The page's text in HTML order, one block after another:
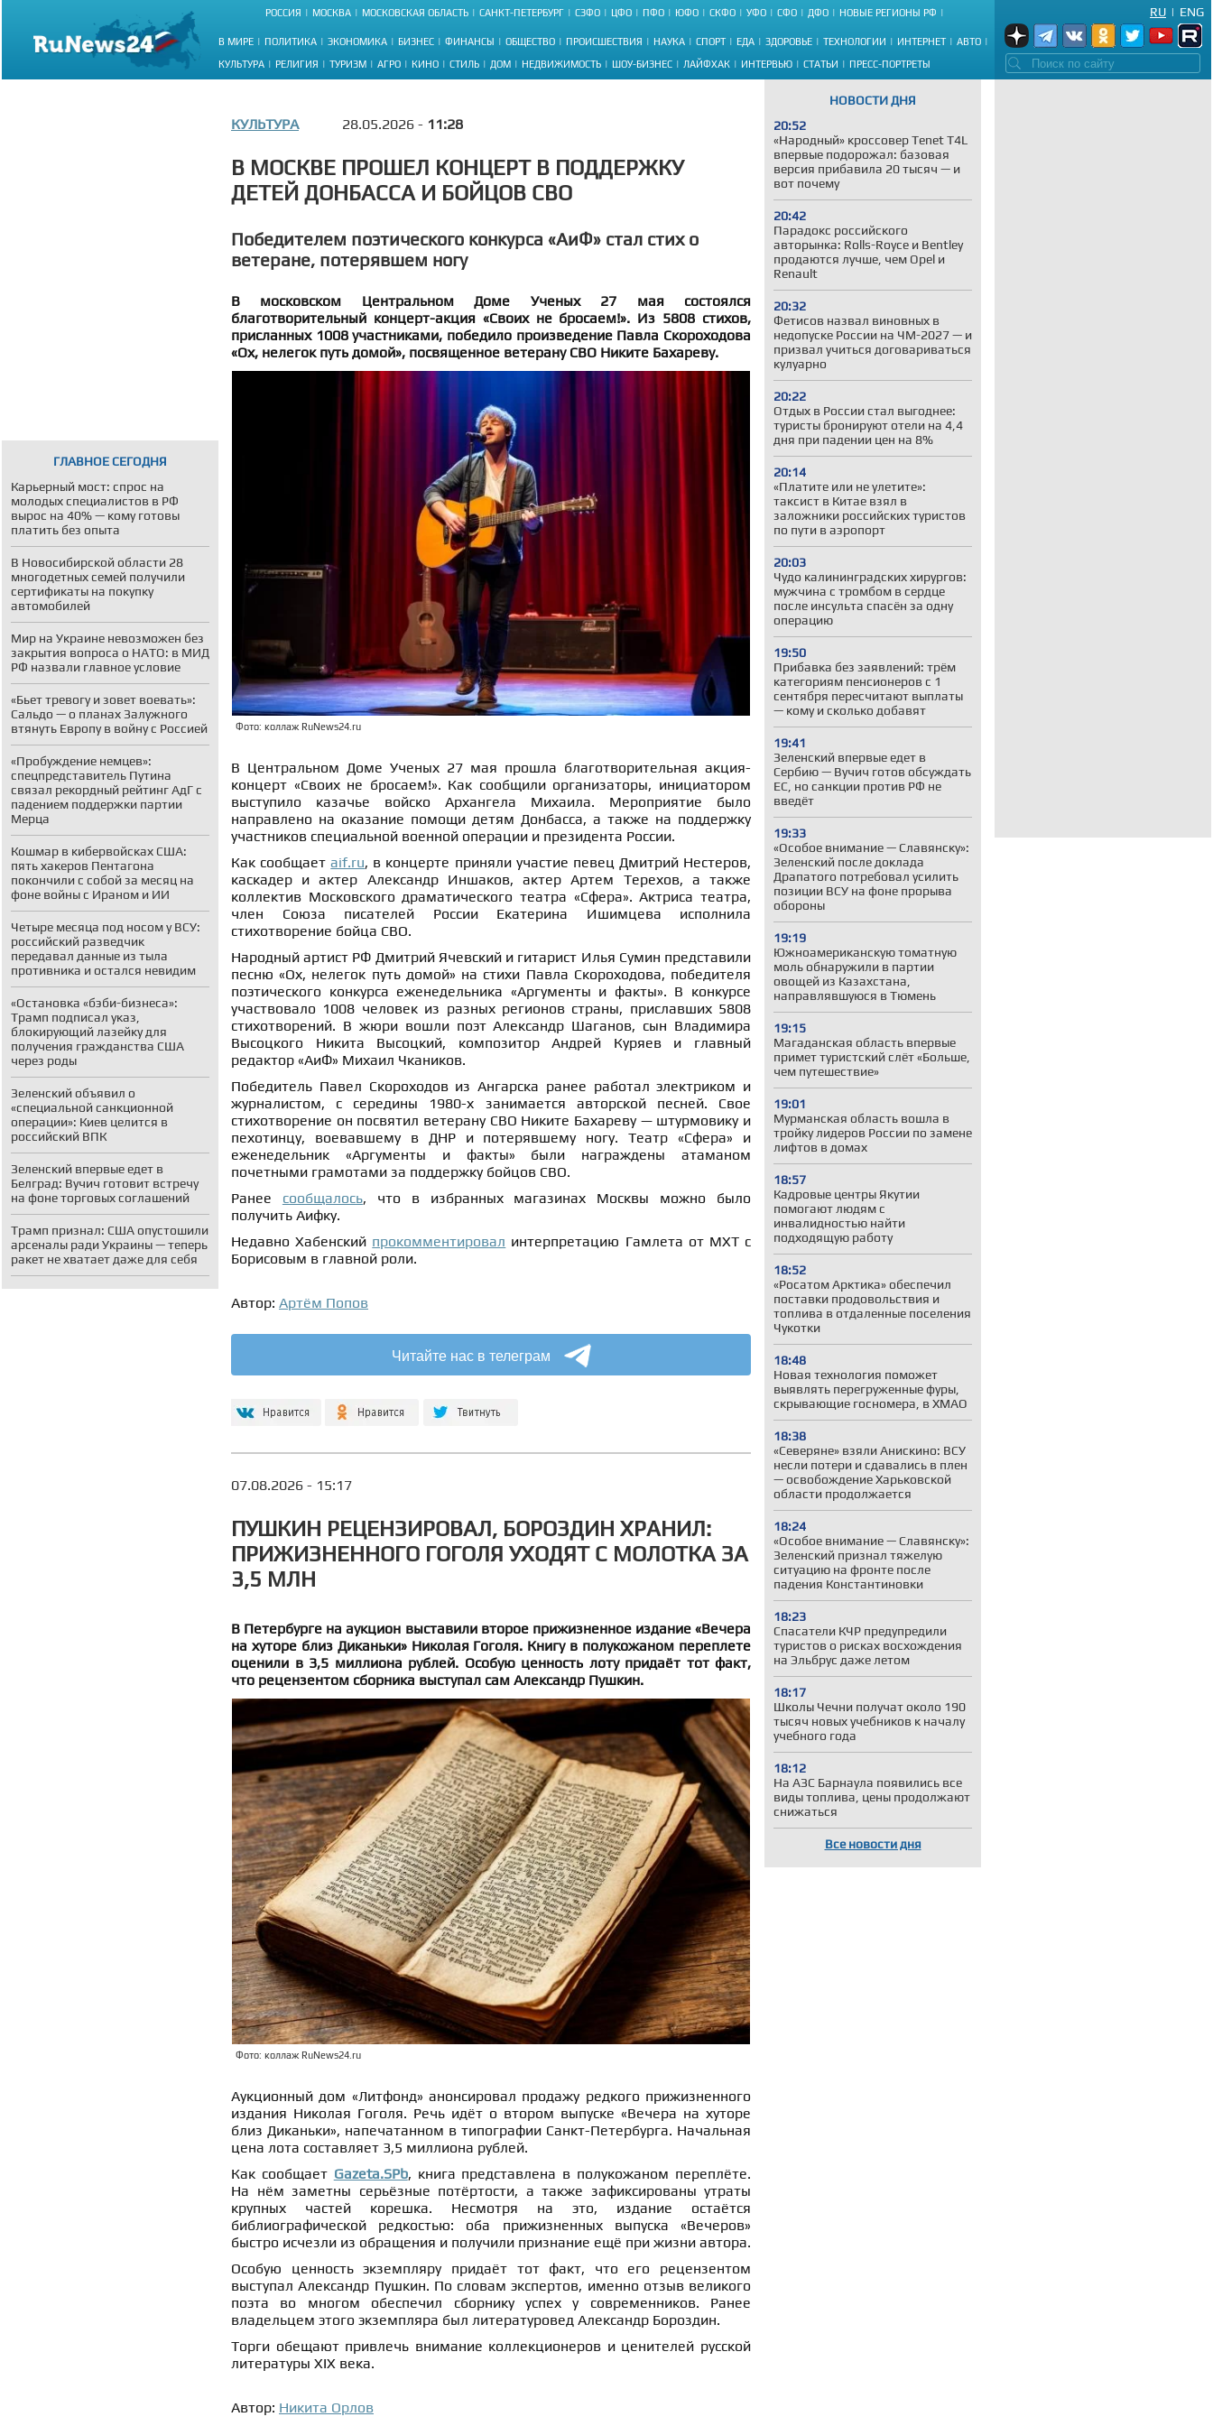
РОССИЯ МОСКВА МОСКОВСКАЯ ОБЛАСТЬ САНКТ-ПЕТЕРБУРГ СЗФО ЦФО ПФО ЮФО СКФО УФО СФО ДФО НОВЫЕ РЕГИОНЫ РФ
В МИРЕ ПОЛИТИКА ЭКОНОМИКА БИЗНЕС ФИНАНСЫ ОБЩЕСТВО ПРОИСШЕСТВИЯ НАУКА СПОРТ ЕДА ЗДОРОВЬЕ ТЕХНОЛОГИИ ИНТЕРНЕТ АВТО
КУЛЬТУРА РЕЛИГИЯ ТУРИЗМ АГРО КИНО СТИЛЬ ДОМ НЕДВИЖИМОСТЬ ШОУ-БИЗНЕС ЛАЙФХАК ИНТЕРВЬЮ СТАТЬИ ПРЕСС-ПОРТРЕТЫ
ENG
|
RU
ГЛАВНОЕ СЕГОДНЯ
Карьерный мост: спрос на
молодых специалистов в РФ
вырос на 40% — кому готовы
платить без опыта
В Новосибирской области 28
многодетных семей получили
сертификаты на покупку
автомобилей
Мир на Украине невозможен без
закрытия вопроса о НАТО: в МИД
РФ назвали главное условие
«Бьет тревогу и зовет воевать»:
Сальдо — о планах Залужного
втянуть Европу в войну с Россией
«Пробуждение немцев»:
спецпредставитель Путина
связал рекордный рейтинг АдГ с
падением поддержки партии
Мерца
Кошмар в кибервойсках США:
пять хакеров Пентагона
покончили с собой за месяц на
фоне войны с Ираном и ИИ
Четыре месяца под носом у ВСУ:
российский разведчик
передавал данные из тыла
противника и остался невидим
«Остановка «бэби-бизнеса»:
Трамп подписал указ,
блокирующий лазейку для
получения гражданства США
через роды
Зеленский объявил о
«специальной санкционной
операции»: Киев целится в
российский ВПК
Зеленский впервые едет в
Белград: Вучич готовит встречу
на фоне торговых соглашений
Трамп признал: США опустошили
арсеналы ради Украины — теперь
ракет не хватает даже для себя
НОВОСТИ ДНЯ
20:52
«Народный» кроссовер Tenet T4L
впервые подорожал: базовая
версия прибавила 20 тысяч — и
вот почему
20:42
Парадокс российского
авторынка: Rolls-Royce и Bentley
продаются лучше, чем Opel и
Renault
20:32
Фетисов назвал виновных в
недопуске России на ЧМ-2027 — и
призвал учиться договариваться
кулуарно
20:22
Отдых в России стал выгоднее:
туристы бронируют отели на 4,4
дня при падении цен на 8%
20:14
«Платите или не улетите»:
таксист в Китае взял в
заложники российских туристов
по пути в аэропорт
20:03
Чудо калининградских хирургов:
мужчина с тромбом в сердце
после инсульта спасён за одну
операцию
19:50
Прибавка без заявлений: трём
категориям пенсионеров с 1
сентября пересчитают выплаты
— кому и сколько добавят
19:41
Зеленский впервые едет в
Сербию — Вучич готов обсуждать
ЕС, но санкции против РФ не
введёт
19:33
«Особое внимание — Славянску»:
Зеленский после доклада
Драпатого потребовал усилить
позиции ВСУ на фоне прорыва
обороны
19:19
Южноамериканскую томатную
моль обнаружили в партии
овощей из Казахстана,
направлявшуюся в Тюмень
19:15
Магаданская область впервые
примет туристский слёт «Больше,
чем путешествие»
19:01
Мурманская область вошла в
тройку лидеров России по замене
лифтов в домах
18:57
Кадровые центры Якутии
помогают людям с
инвалидностью найти
подходящую работу
18:52
«Росатом Арктика» обеспечил
поставки продовольствия и
топлива в отдаленные поселения
Чукотки
18:48
Новая технология поможет
выявлять перегруженные фуры,
скрывающие госномера, в ХМАО
18:38
«Северяне» взяли Анискино: ВСУ
несли потери и сдавались в плен
— освобождение Харьковской
области продолжается
18:24
«Особое внимание — Славянску»:
Зеленский признал тяжелую
ситуацию на фронте после
падения Константиновки
18:23
Спасатели КЧР предупредили
туристов о рисках восхождения
на Эльбрус даже летом
18:17
Школы Чечни получат около 190
тысяч новых учебников к началу
учебного года
18:12
На АЗС Барнаула появились все
виды топлива, цены продолжают
снижаться
Все новости дня
КУЛЬТУРА 28.05.2026 - 11:28
В МОСКВЕ ПРОШЕЛ КОНЦЕРТ В ПОДДЕРЖКУ
ДЕТЕЙ ДОНБАССА И БОЙЦОВ СВО
Победителем поэтического конкурса «АиФ» стал стих о
ветеране, потерявшем ногу
В московском Центральном Доме Ученых 27 мая состоялся
благотворительный концерт-акция «Своих не бросаем!». Из 5808 стихов,
присланных 1008 участниками, победило произведение Павла Скороходова
«Ох, нелегок путь домой», посвященное ветерану СВО Никите Бахареву.
Фото: коллаж RuNews24.ru
В Центральном Доме Ученых 27 мая прошла благотворительная акция-
концерт «Своих не бросаем!». Как сообщили организаторы, инициатором
выступило казачье войско Архангела Михаила. Мероприятие было
направлено на оказание помощи детям Донбасса, а также на поддержку
участников специальной военной операции и президента России.
Как сообщаетaif.ru, в концерте приняли участие певец Дмитрий Нестеров,
каскадер и актер Александр Иншаков, актер Артем Терехов, а также
коллектив Московского драматического театра «Сфера». Актриса театра,
член Союза писателей России Екатерина Ишимцева исполнила
стихотворение бойца СВО.
Народный артист РФ Дмитрий Ячевский и гитарист Илья Сумин представили
песню «Ох, нелегок путь домой» на стихи Павла Скороходова, победителя
поэтического конкурса еженедельника «Аргументы и факты». В конкурсе
участвовало 1008 человек из разных регионов страны, приславших 5808
стихотворений. В жюри вошли поэт Александр Шаганов, сын Владимира
Высоцкого Никита Высоцкий, композитор Андрей Куряев и главный
редактор «АиФ» Михаил Чкаников.
Победитель Павел Скороходов из Ангарска ранее работал электриком и
журналистом, с середины 1980-х занимается авторской песней. Свое
стихотворение он посвятил ветерану СВО Никите Бахареву — штурмовику и
пехотинцу, воевавшему в ДНР и потерявшему ногу. Театр «Сфера» и
еженедельник «Аргументы и факты» были награждены атаманом
почетными грамотами за поддержку бойцов СВО.
Ранее сообщалось, что в избранных магазинах Москвы можно было
получить Аифку.
Недавно Хабенский прокомментировал интерпретацию Гамлета от МХТ с
Борисовым в главной роли.
Автор: Артём Попов
Читайте нас в телеграм
07.08.2026 - 15:17
ПУШКИН РЕЦЕНЗИРОВАЛ, БОРОЗДИН ХРАНИЛ:
ПРИЖИЗНЕННОГО ГОГОЛЯ УХОДЯТ С МОЛОТКА ЗА
3,5 МЛН
В Петербурге на аукцион выставили второе прижизненное издание «Вечера
на хуторе близ Диканьки» Николая Гоголя. Книгу в полукожаном переплете
оценили в 3,5 миллиона рублей. Особую ценность лоту придаёт тот факт,
что рецензентом сборника выступал сам Александр Пушкин.
Фото: коллаж RuNews24.ru
Аукционный дом «Литфонд» анонсировал продажу редкого прижизненного
издания Николая Гоголя. Речь идёт о втором выпуске «Вечера на хуторе
близ Диканьки», напечатанном в типографии Санкт-Петербурга. Начальная
цена лота составляет 3,5 миллиона рублей.
Как сообщает Gazeta.SPb, книга представлена в полукожаном переплёте.
На нём заметны серьёзные потёртости, а также зафиксированы утраты
крупных частей корешка. Несмотря на это, издание остаётся
библиографической редкостью: оба прижизненных выпуска «Вечеров»
быстро исчезли из обращения и получили признание ещё при жизни автора.
Особую ценность экземпляру придаёт тот факт, что его рецензентом
выступал Александр Пушкин. По словам экспертов, именно отзыв великого
поэта во многом обеспечил сборнику успех у современников. Ранее
владельцем этого экземпляра был литературовед Александр Бороздин.
Торги обещают привлечь внимание коллекционеров и ценителей русской
литературы XIX века.
Автор: Никита Орлов